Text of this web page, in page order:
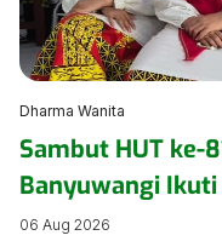
Dharma Wanita
Sambut HUT ke-
Banyuwangi
Pendidikan
06 Aug 2026